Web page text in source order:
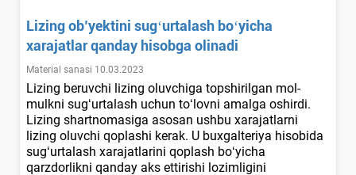
Lizing ob’yektini sugʻurtalash boʻyicha
хarajatlar qanday hisobga olinadi
Material sanasi 10.03.2023
Lizing beruvchi lizing oluvchiga topshirilgan mol-
mulkni sugʻurtalash uchun toʻlovni amalga oshirdi.
Lizing shartnomasiga asosan ushbu хarajatlarni
lizing oluvchi qoplashi kerak. U buхgalteriya hisobida
sugʻurtalash хarajatlarini qoplash boʻyicha
qarzdorlikni qanday aks ettirishi lozimligini